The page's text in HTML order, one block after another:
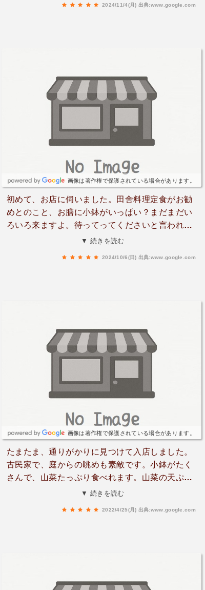
るやつを自分で全部締めるそうだ。手間暇考えれ
ば、2,200円は良心的です。「たくさんあるんだ」
と言って、代々伝わる刀を見せてくれた。お宝鑑
なまくらもんとなったらメンツ丸つぶれ」と意に
介さない。家族経営なので、混んでいると断られ
す。できれば予約してほしいそうです。注文後、
少し時間がかかるので、時間には余裕を持ってお
願いします。もうお腹いっぱいです、ありがと
う。いつまでもお元気で。春。ツバキの花と、フ
キノトウの天ぷら、美味しゅうございました。
2024/11/4(月) 出典:www.google.com
画像は著作権で保護されている場合があります。
初めて、お店に伺いました。田舎料理定食がお勧
めとのこと、お膳に小鉢がいっぱい？まだまだい
ろいろ来ますよ。待ってってくださいと言われ
て、待っていると、チキンと天ぷらの山菜を揚げ
てられたものなので、家はやっぱり持つのだなぁ
と思いました。すべて自家製野菜で作っているの
で、料理が味が良くて幸せな気持ちになりまし
▼ 続きを読む
2024/10/6(日) 出典:www.google.com
画像は著作権で保護されている場合があります。
たまたま、通りがかりに見つけて入店しました。
古民家で、庭からの眺めも素敵です。小鉢がたく
さんで、山菜たっぷり食べれます。山菜の天ぷら
も美味しかったです椿の花の天ぷら初めて食べま
▼ 続きを読む
2022/4/25(月) 出典:www.google.com